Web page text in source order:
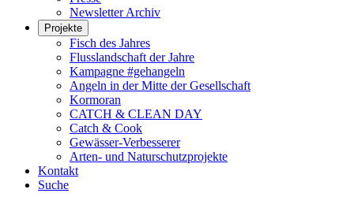
Newsletter Archiv
Projekte
Fisch des Jahres
Flusslandschaft der Jahre
Kampagne #gehangeln
Angeln in der Mitte der Gesellschaft
Kormoran
CATCH & CLEAN DAY
Catch & Cook
Gewässer-Verbesserer
Arten- und Naturschutzprojekte
Kontakt
Suche